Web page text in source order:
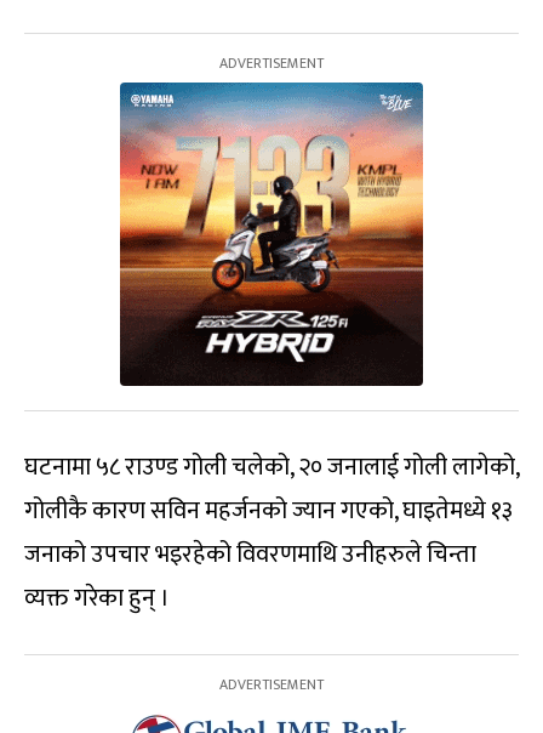
घटनामा ५८ राउण्ड गोली चलेको, २० जनालाई गोली लागेको,
गोलीकै कारण सविन महर्जनको ज्यान गएको, घाइतेमध्ये १३
जनाको उपचार भइरहेको विवरणमाथि उनीहरुले चिन्ता
व्यक्त गरेका हुन् ।